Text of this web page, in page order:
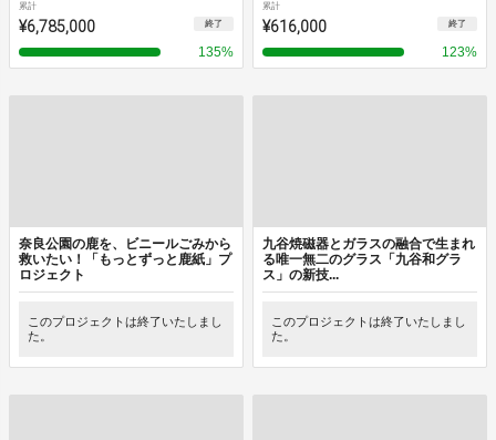
累計
¥6,785,000 終了
135%
累計
¥616,000 終了
123%
奈良公園の鹿を、ビニールごみから
救いたい！「もっとずっと鹿紙」プ
ロジェクト
このプロジェクトは終了いたしまし
た。
九谷焼磁器とガラスの融合で生まれ
る唯一無二のグラス「九谷和グラ
ス」の新技...
このプロジェクトは終了いたしまし
た。